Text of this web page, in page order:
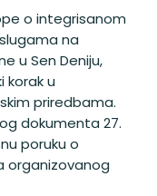
o integrisanom
na
u Sen Deniju,
korak u
priredbama.
dokumenta 27.
poruku o
organizovanog